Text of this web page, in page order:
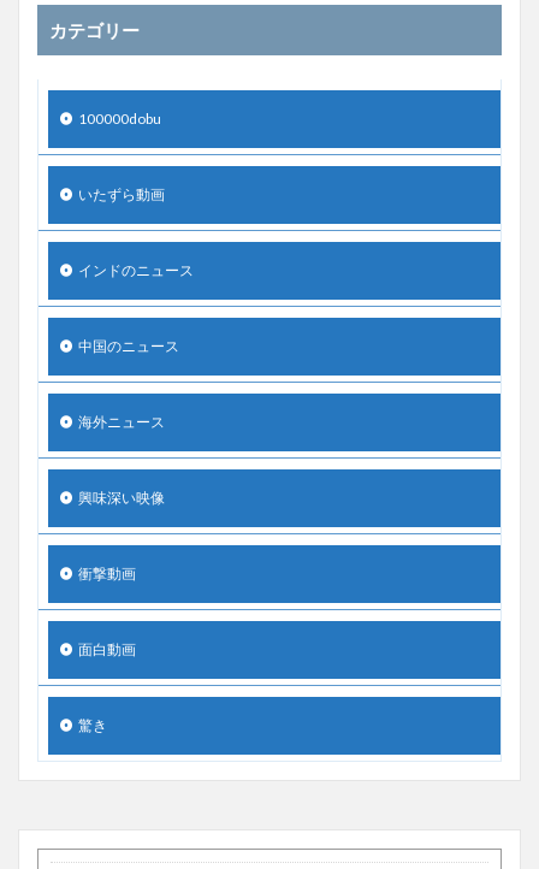
カテゴリー
100000dobu
いたずら動画
インドのニュース
中国のニュース
海外ニュース
興味深い映像
衝撃動画
面白動画
驚き